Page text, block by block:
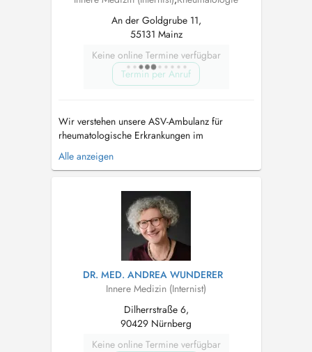
An der Goldgrube 11,
55131 Mainz
Keine online Termine verfügbar
Termin per Anruf
Wir verstehen unsere ASV-Ambulanz für
rheumatologische Erkrankungen im
Erwachsenenalter als Ergänzung zu der
bestehenden rheumatologischen Versorgung in
im Rahmen der ASV-Ambulanz sind teilweise
sehr spezialisiert. Daher kann es sein, dass
Alle anzeigen
DR. MED. ANDREA WUNDERER
Innere Medizin (Internist)
Dilherrstraße 6,
90429 Nürnberg
Keine online Termine verfügbar